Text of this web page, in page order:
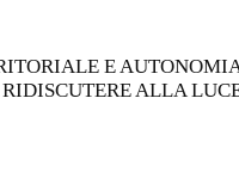
E
ALLA